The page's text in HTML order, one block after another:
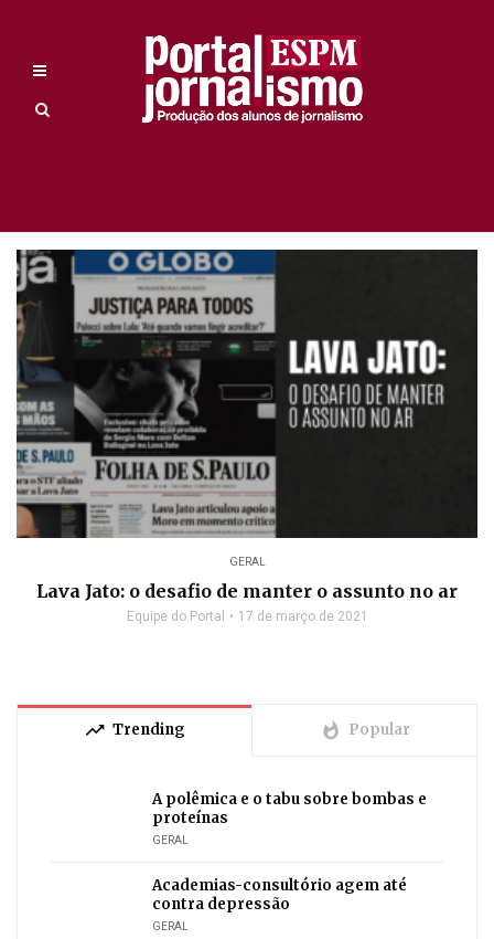
GERAL
Lava Jato: o desafio de manter o assunto no ar
Equipe do Portal 17 de março de 2021
trending_up Trending whatshot Popular
A polêmica e o tabu sobre bombas e
proteínas
GERAL
Academias-consultório agem até
contra depressão
GERAL